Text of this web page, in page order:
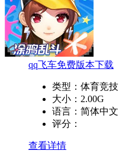
qq飞车免费版本下载
类型： 体育竞技
大小： 2.00G
语言： 简体中文
评分：
查看详情